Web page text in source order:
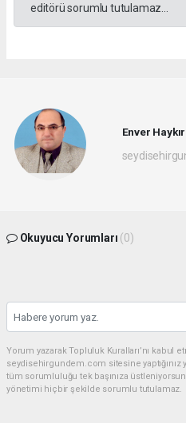
editörü sorumlu tutulamaz...
Enver Haykır
Okuyucu Yorumları (0)
Yorum yazarak Topluluk Kuralları’nı kabul
seydisehirgundem.com sitesine
tüm sorumluluğu tek başınıza
yönetimi hiçbir şekilde sorumlu tutulamaz.